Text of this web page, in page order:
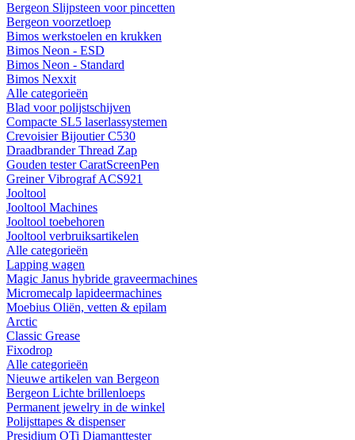
Bergeon Slijpsteen voor pincetten
Bergeon voorzetloep
Bimos werkstoelen en krukken
Bimos Neon - ESD
Bimos Neon - Standard
Bimos Nexxit
Alle categorieën
Blad voor polijstschijven
Compacte SL5 laserlassystemen
Crevoisier Bijoutier C530
Draadbrander Thread Zap
Gouden tester CaratScreenPen
Greiner Vibrograf ACS921
Jooltool
Jooltool Machines
Jooltool toebehoren
Jooltool verbruiksartikelen
Alle categorieën
Lapping wagen
Magic Janus hybride graveermachines
Micromecalp lapideermachines
Moebius Oliën, vetten & epilam
Arctic
Classic Grease
Fixodrop
Alle categorieën
Nieuwe artikelen van Bergeon
Bergeon Lichte brillenloeps
Permanent jewelry in de winkel
Polijsttapes & dispenser
Presidium OTi Diamanttester